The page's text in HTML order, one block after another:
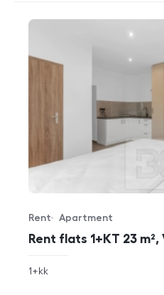
Rent flats 1+KT 23 m²,
Offer type
Rent
Property type
Apartment
rozměry
1+kk